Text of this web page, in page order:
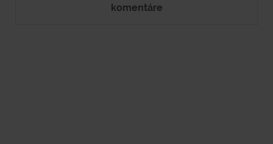
komentáre